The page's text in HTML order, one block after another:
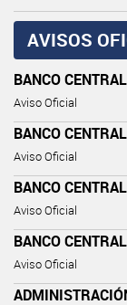
AVISOS
BANCO
Aviso Oficial
BANCO
Aviso Oficial
BANCO
Aviso Oficial
BANCO
Aviso Oficial